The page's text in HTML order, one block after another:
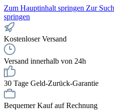
Zum Hauptinhalt springen Zur
springen
Kostenloser Versand
Versand innerhalb von 24h
30 Tage Geld-Zurück-Garantie
Bequemer Kauf auf Rechnung